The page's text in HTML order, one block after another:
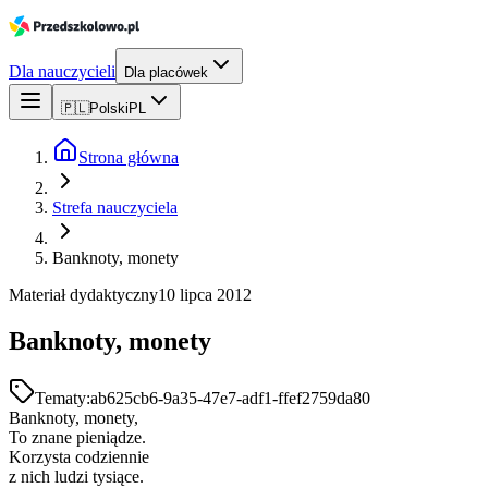
Dla nauczycieli Dla placówek
🇵🇱Polski PL
Strona główna
Strefa nauczyciela
Banknoty, monety
Materiał dydaktyczny10 lipca 2012
Banknoty, monety
Tematy:ab625cb6-9a35-47e7-adf1-ffef2759da80
Banknoty, monety,
To znane pieniądze.
Korzysta codziennie
z nich ludzi tysiące.